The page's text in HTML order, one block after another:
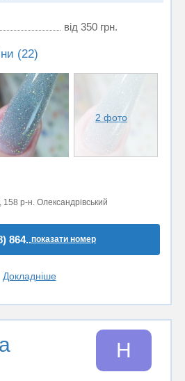
від 350 грн.
(22)
2 фото
р-н. Олександрівський
864..показати номер
Докладніше
Н